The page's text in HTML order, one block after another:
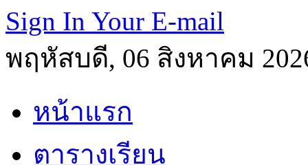
Sign In Your E-mail
พฤหัสบดี, 06 สิงหาคม
หน้าแรก
ตารางเรียน